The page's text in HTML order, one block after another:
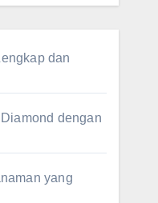
dan
dengan
yang